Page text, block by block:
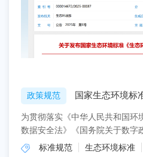
政策规范
为贯彻落实《中华人民共和国环
数据安全法》《国务院关于数字
规范生态环境部门信息归集、共
标准规范 生态环境标准